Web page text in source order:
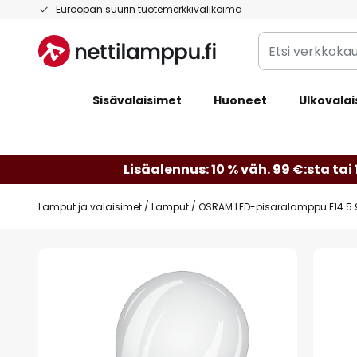
Euroopan suurin tuotemerkkivalikoima
Skip
Content
Etsi
verkkokaupan
Sisävalaisimet Huoneet
Lisäalennus: 10 % väh. 99 €:sta tai
Lamput ja valaisimet Lamput OSRAM LED-pisaralamppu